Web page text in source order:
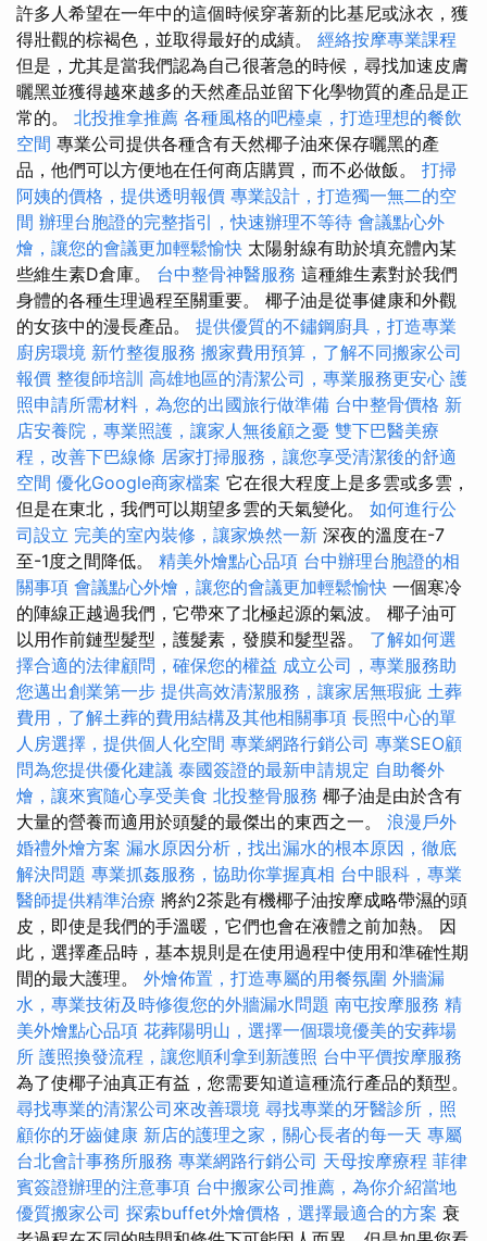
許多人希望在一年中的這個時候穿著新的比基尼或泳衣，獲
得壯觀的棕褐色，並取得最好的成績。 經絡按摩專業課程
但是，尤其是當我們認為自己很著急的時候，尋找加速皮膚
曬黑並獲得越來越多的天然產品並留下化學物質的產品是正
常的。 北投推拿推薦 各種風格的吧檯桌，打造理想的餐飲
空間 專業公司提供各種含有天然椰子油來保存曬黑的產
品，他們可以方便地在任何商店購買，而不必做飯。 打掃
阿姨的價格，提供透明報價 專業設計，打造獨一無二的空
間 辦理台胞證的完整指引，快速辦理不等待 會議點心外
燴，讓您的會議更加輕鬆愉快 太陽射線有助於填充體內某
些維生素D倉庫。 台中整骨神醫服務 這種維生素對於我們
身體的各種生理過程至關重要。 椰子油是從事健康和外觀
的女孩中的漫長產品。 提供優質的不鏽鋼廚具，打造專業
廚房環境 新竹整復服務 搬家費用預算，了解不同搬家公司
報價 整復師培訓 高雄地區的清潔公司，專業服務更安心 護
照申請所需材料，為您的出國旅行做準備 台中整骨價格 新
店安養院，專業照護，讓家人無後顧之憂 雙下巴醫美療
程，改善下巴線條 居家打掃服務，讓您享受清潔後的舒適
空間 優化Google商家檔案 它在很大程度上是多雲或多雲，
但是在東北，我們可以期望多雲的天氣變化。 如何進行公
司設立 完美的室內裝修，讓家焕然一新 深夜的溫度在-7
至-1度之間降低。 精美外燴點心品項 台中辦理台胞證的相
關事項 會議點心外燴，讓您的會議更加輕鬆愉快 一個寒冷
的陣線正越過我們，它帶來了北極起源的氣波。 椰子油可
以用作前鏈型髮型，護髮素，發膜和髮型器。 了解如何選
擇合適的法律顧問，確保您的權益 成立公司，專業服務助
您邁出創業第一步 提供高效清潔服務，讓家居無瑕疵 土葬
費用，了解土葬的費用結構及其他相關事項 長照中心的單
人房選擇，提供個人化空間 專業網路行銷公司 專業SEO顧
問為您提供優化建議 泰國簽證的最新申請規定 自助餐外
燴，讓來賓隨心享受美食 北投整骨服務 椰子油是由於含有
大量的營養而適用於頭髮的最傑出的東西之一。 浪漫戶外
婚禮外燴方案 漏水原因分析，找出漏水的根本原因，徹底
解決問題 專業抓姦服務，協助你掌握真相 台中眼科，專業
醫師提供精準治療 將約2茶匙有機椰子油按摩成略帶濕的頭
皮，即使是我們的手溫暖，它們也會在液體之前加熱。 因
此，選擇產品時，基本規則是在使用過程中使用和準確性期
間的最大護理。 外燴佈置，打造專屬的用餐氛圍 外牆漏
水，專業技術及時修復您的外牆漏水問題 南屯按摩服務 精
美外燴點心品項 花葬陽明山，選擇一個環境優美的安葬場
所 護照換發流程，讓您順利拿到新護照 台中平價按摩服務
為了使椰子油真正有益，您需要知道這種流行產品的類型。
尋找專業的清潔公司來改善環境 尋找專業的牙醫診所，照
顧你的牙齒健康 新店的護理之家，關心長者的每一天 專屬
台北會計事務所服務 專業網路行銷公司 天母按摩療程 菲律
賓簽證辦理的注意事項 台中搬家公司推薦，為你介紹當地
優質搬家公司 探索buffet外燴價格，選擇最適合的方案 衰